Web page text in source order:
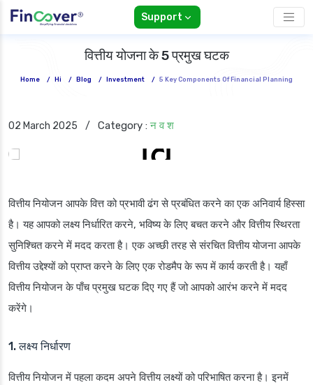
Support
वित्तीय योजना के 5 प्रमुख घटक
Home / Hi / Blog / Investment / 5 Key Components Of Financial Planning
02 March 2025 / Category :न व श
वित्तीय नियोजन आपके वित्त को प्रभावी ढंग से प्रबंधित करने का एक अनिवार्य हिस्सा
है। यह आपको लक्ष्य निर्धारित करने, भविष्य के लिए बचत करने और वित्तीय स्थिरता
सुनिश्चित करने में मदद करता है। एक अच्छी तरह से संरचित वित्तीय योजना आपके
वित्तीय उद्देश्यों को प्राप्त करने के लिए एक रोडमैप के रूप में कार्य करती है। यहाँ
वित्तीय नियोजन के पाँच प्रमुख घटक दिए गए हैं जो आपको आरंभ करने में मदद
करेंगे।
1. लक्ष्य निर्धारण
वित्तीय नियोजन में पहला कदम अपने वित्तीय लक्ष्यों को परिभाषित करना है। इनमें